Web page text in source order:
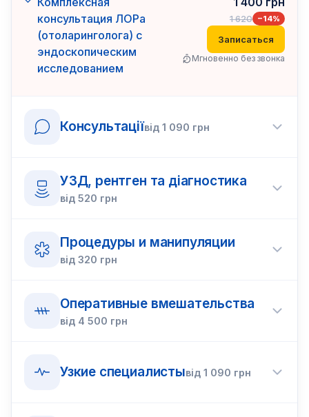
консультация ЛОРа
(отоларинголога) с
эндоскопическим
исследованием
1 620 −14%
Записаться
Мгновенно без звонка
Консультаціївід 1 090 грн
УЗД, рентген та діагностика
від 520 грн
Процедуры и манипуляции
від 320 грн
Оперативные вмешательства
від 4 500 грн
Узкие специалистывід 1 090 грн